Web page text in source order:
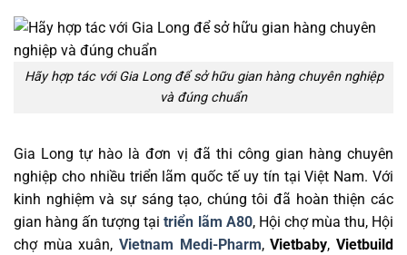
Hãy hợp tác với Gia Long để sở hữu gian hàng chuyên nghiệp
và đúng chuẩn
Gia Long tự hào là đơn vị đã thi công gian hàng chuyên
nghiệp cho nhiều triển lãm quốc tế uy tín tại Việt Nam. Với
kinh nghiệm và sự sáng tạo, chúng tôi đã hoàn thiện các
gian hàng ấn tượng tạitriển lãm A80, Hội chợ mùa thu, Hội
chợ mùa xuân, Vietnam Medi-Pharm,Vietbaby, Vietbuild